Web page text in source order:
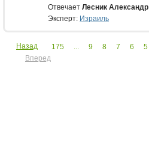
Отвечает Лесник Александр
Эксперт: Израиль
Назад 175 ... 9 8 7 6 5
Вперед